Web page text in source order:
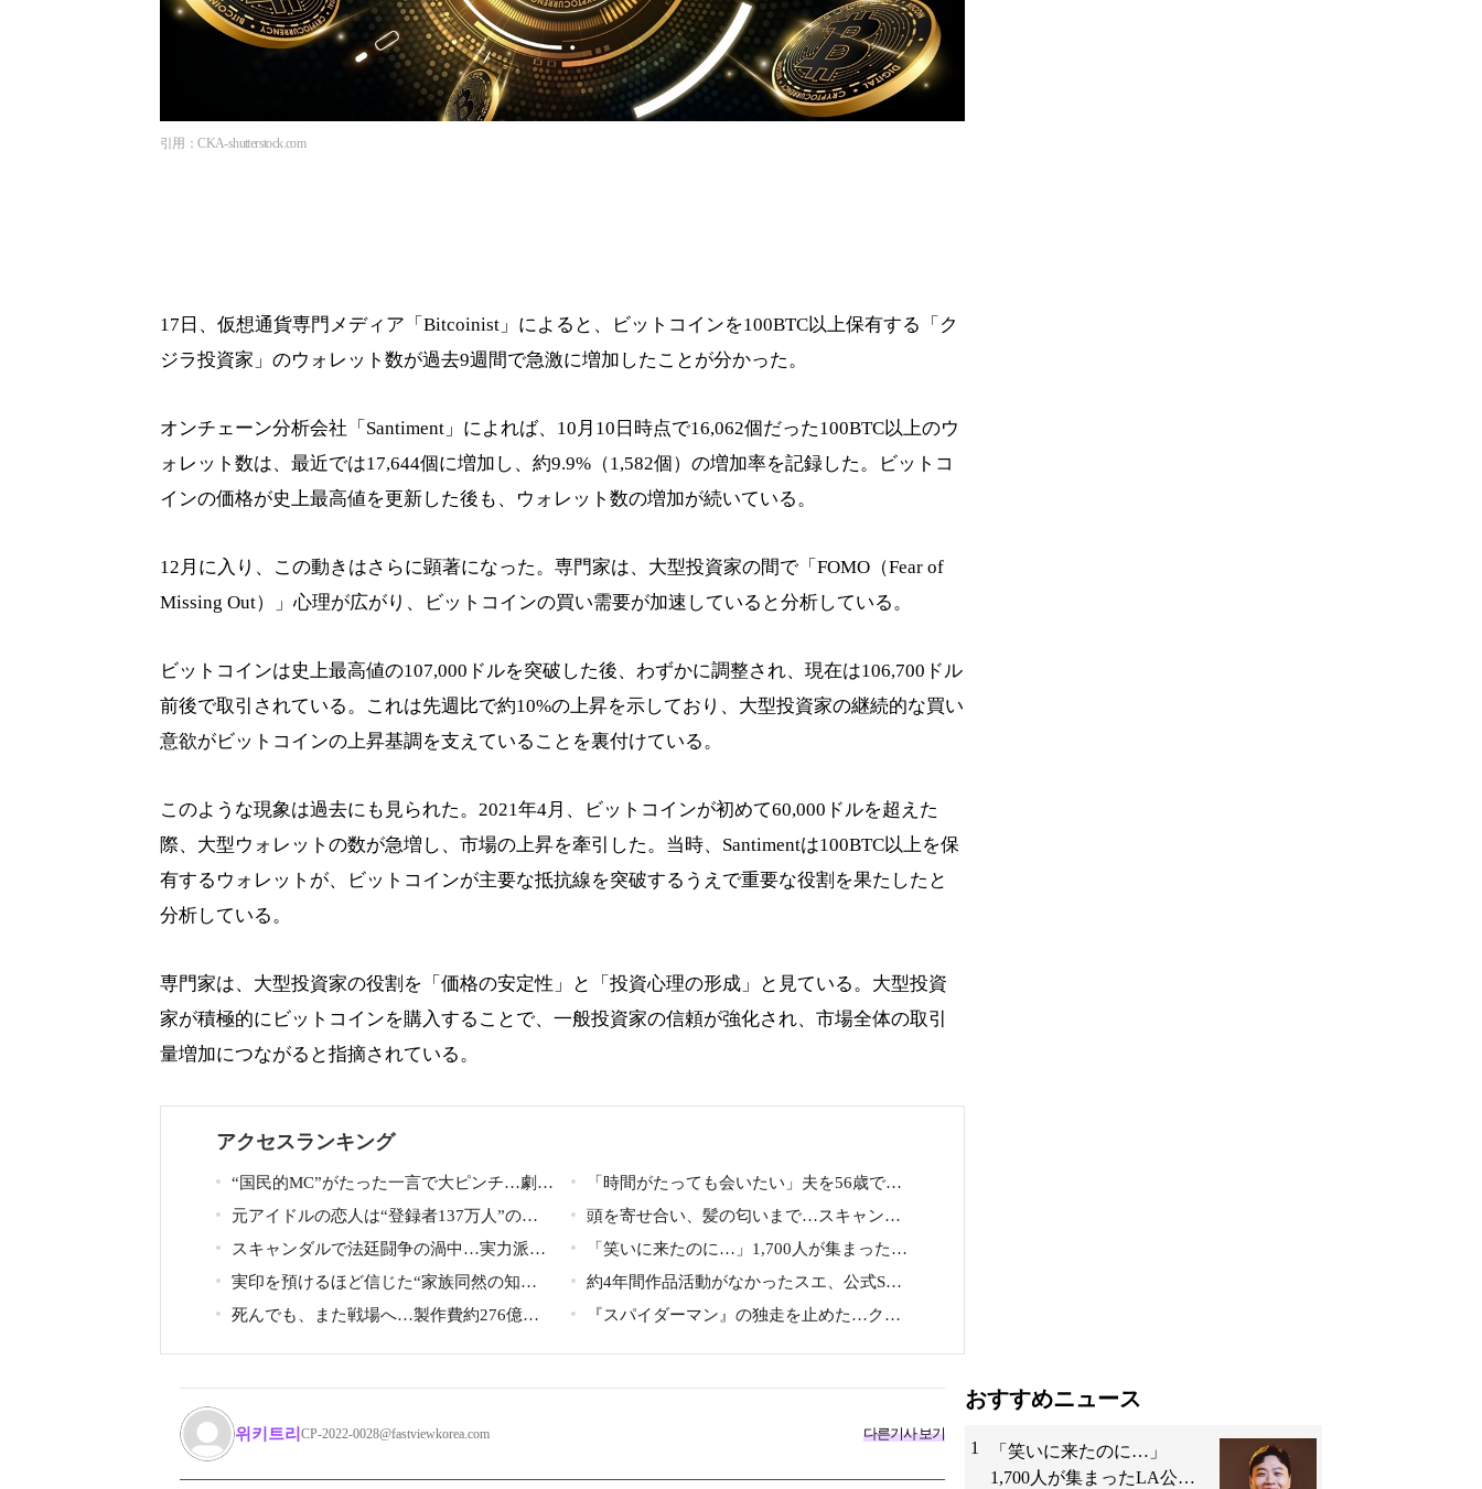
引用：CKA-shutterstock.com
17日、仮想通貨専門メディア「Bitcoinist」によると、ビットコインを100BTC以上保有する「ク
ジラ投資家」のウォレット数が過去9週間で急激に増加したことが分かった。
オンチェーン分析会社「Santiment」によれば、10月10日時点で16,062個だった100BTC以上のウ
ォレット数は、最近では17,644個に増加し、約9.9%（1,582個）の増加率を記録した。ビットコ
インの価格が史上最高値を更新した後も、ウォレット数の増加が続いている。
12月に入り、この動きはさらに顕著になった。専門家は、大型投資家の間で「FOMO（Fear of
Missing Out）」心理が広がり、ビットコインの買い需要が加速していると分析している。
ビットコインは史上最高値の107,000ドルを突破した後、わずかに調整され、現在は106,700ドル
前後で取引されている。これは先週比で約10%の上昇を示しており、大型投資家の継続的な買い
意欲がビットコインの上昇基調を支えていることを裏付けている。
このような現象は過去にも見られた。2021年4月、ビットコインが初めて60,000ドルを超えた
際、大型ウォレットの数が急増し、市場の上昇を牽引した。当時、Santimentは100BTC以上を保
有するウォレットが、ビットコインが主要な抵抗線を突破するうえで重要な役割を果たしたと
分析している。
専門家は、大型投資家の役割を「価格の安定性」と「投資心理の形成」と見ている。大型投資
家が積極的にビットコインを購入することで、一般投資家の信頼が強化され、市場全体の取引
量増加につながると指摘されている。
アクセスランキング
“国民的MC”がたった一言で大ピンチ…劇場
ミュージカルを巡る発言に批判続出、ついに
長文で謝罪
「時間がたっても会いたい」夫を56歳で突
然亡くした妻…笑顔が父親に似てきた娘と歩
む“その後”
元アイドルの恋人は“登録者137万人”の人
気YouTuberだった…同日投稿で明らかになっ
た2人の関係
頭を寄せ合い、髪の匂いまで…スキャンダ
ルで揺れた人気俳優、ベトナム女性歌手との
親密動画が公開
スキャンダルで法廷闘争の渦中…実力派俳
優が“編集なし”でテレビ登場、予告映像に批
判の声
「笑いに来たのに…」1,700人が集まった
LA公演で批判続出、人気コメディアンが頭を
下げた理由
実印を預けるほど信じた“家族同然の知
人”に裏切られた…収益9対1、10年間の奴隷
約4年間作品活動がなかったスエ、公式SNS
開設と新ビジュアル公開で復帰説が急浮上
死んでも、また戦場へ…製作費約276億
『スパイダーマン』の独走を止めた…クリ
위키트리CP-2022-0028@fastviewkorea.com 다른기사 보기
おすすめニュース
1
「笑いに来たのに…」
1,700人が集まったLA公演